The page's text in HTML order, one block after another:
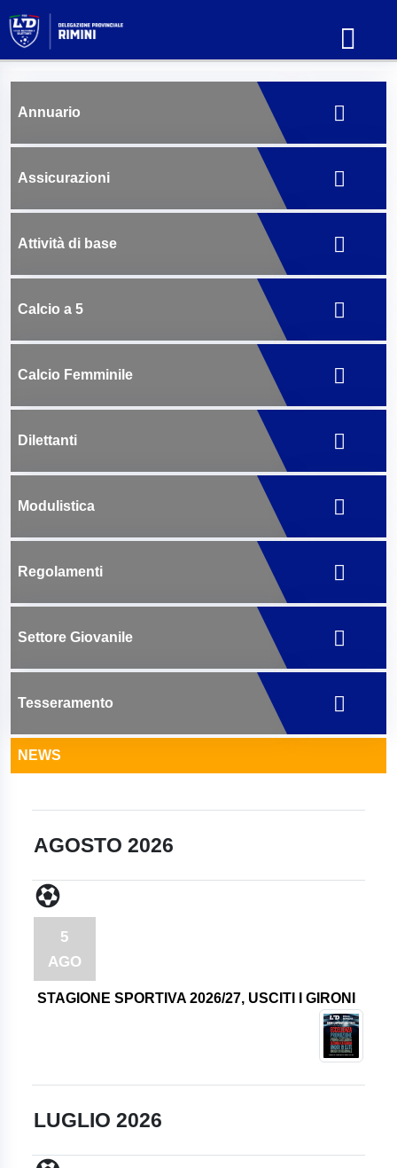
Annuario
Assicurazioni
Attività di base
Calcio a 5
Calcio Femminile
Dilettanti
Modulistica
Regolamenti
Settore Giovanile
Tesseramento
NEWS
AGOSTO 2026
5
AGO
STAGIONE SPORTIVA 2026/27, USCITI I GIRONI
LUGLIO 2026